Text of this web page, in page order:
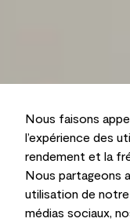
Nous faisons
l’expérience des
rendement et la
Nous partageons
utilisation de
médias sociaux,